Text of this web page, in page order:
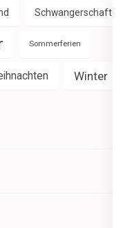
Schwangerschaft
Sommerferien
Winter